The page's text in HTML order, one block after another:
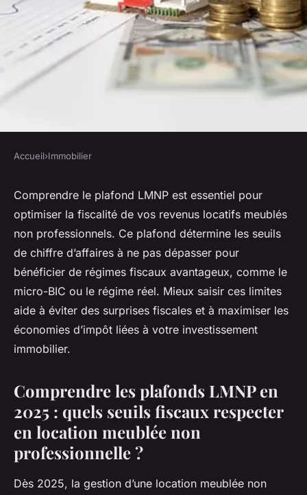
Plafond LMNP : guide rapide
pour comprendre vos limites
fiscales
Tiago•5 septembre 2025•7 min de lecture
Accueil›Immobilier
Comprendre le plafond LMNP est essentiel pour
optimiser la fiscalité de vos revenus locatifs meublés
non professionnels. Ce plafond détermine les seuils
de chiffre d’affaires à ne pas dépasser pour
bénéficier de régimes fiscaux avantageux, comme le
micro-BIC ou le régime réel. Mieux saisir ces limites
aide à éviter des surprises fiscales et à maximiser les
économies d’impôt liées à votre investissement
immobilier.
Comprendre les plafonds LMNP en
2025 : quels seuils fiscaux respecter
en location meublée non
professionnelle ?
Dès 2025, la gestion d’une location meublée non